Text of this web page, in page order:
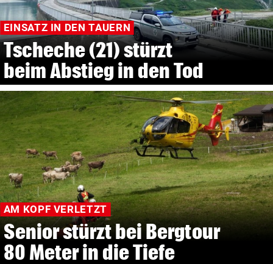
EINSATZ IN DEN TAUERN
Tscheche (21) stürzt
beim Abstieg in den Tod
AM KOPF VERLETZT
Senior stürzt bei Bergtour
80 Meter in die Tiefe